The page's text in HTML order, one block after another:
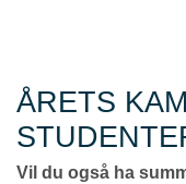
ÅRETS
Vil du også ha